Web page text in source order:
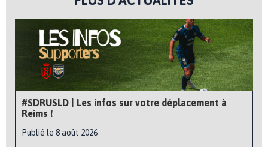
#SDRUSLD | Les infos sur votre déplacement à
Reims !
Publié le 8 août 2026